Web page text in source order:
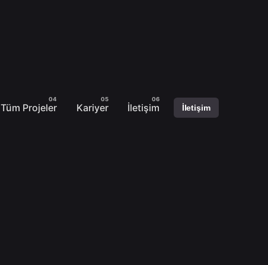
Tüm Projeler Kariyer İletişim İletişim